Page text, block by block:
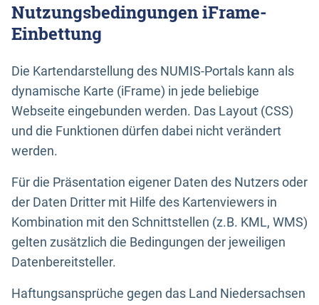
Nutzungsbedingungen iFrame-
Einbettung
Die Kartendarstellung des NUMIS-Portals kann als
dynamische Karte (iFrame) in jede beliebige
Webseite eingebunden werden. Das Layout (CSS)
und die Funktionen dürfen dabei nicht verändert
werden.
Für die Präsentation eigener Daten des Nutzers oder
der Daten Dritter mit Hilfe des Kartenviewers in
Kombination mit den Schnittstellen (z.B. KML, WMS)
gelten zusätzlich die Bedingungen der jeweiligen
Datenbereitsteller.
Haftungsansprüche gegen das Land Niedersachsen